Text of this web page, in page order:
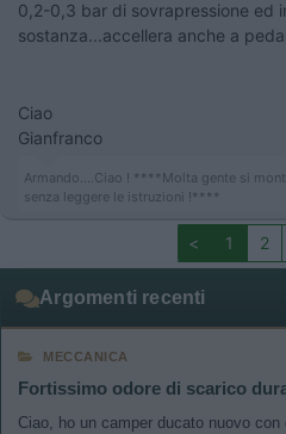
0,2-0,3 bar di sovrapressione ed
sostanza...accellera anche a
Ciao
Gianfranco
Armando....Ciao ! ****Molta gente si
senza leggere le istruzioni !****
< 1 2
Argomenti recenti
MECCANICA
Fortissimo odore di scarico
Ciao, ho un camper ducato nuovo